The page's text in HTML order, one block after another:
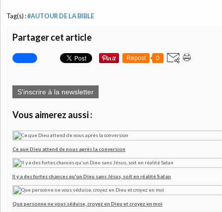
Tag(s) :#AUTOUR DE LA BIBLE
Partager cet article
Repost 0
S'inscrire à la newsletter
Vous aimerez aussi :
Ce que Dieu attend de nous après la conversion
Il y a des fortes chances qu'un Dieu sans Jésus, soit en réalité Satan
Que personne ne vous séduise, croyez en Dieu et croyez en moi